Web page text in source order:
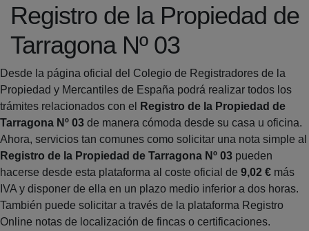
Registro de la Propiedad de
Tarragona Nº 03
Desde la página oficial del Colegio de Registradores de la
Propiedad y Mercantiles de España podrá realizar todos los
trámites relacionados con el
Registro de la Propiedad de
Tarragona Nº 03 de manera cómoda desde su casa u oficina.
Ahora, servicios tan comunes como solicitar una nota simple al
Registro de la Propiedad de Tarragona Nº 03 pueden
hacerse desde esta plataforma al coste oficial de 9,02 € más
IVA y disponer de ella en un plazo medio inferior a dos horas.
También puede solicitar a través de la plataforma Registro
Online notas de localización de fincas o certificaciones.